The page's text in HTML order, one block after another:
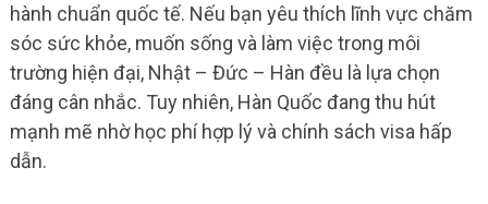
hành chuẩn quốc tế. Nếu bạn yêu thích lĩnh vực chăm
sóc sức khỏe, muốn sống và làm việc trong môi
trường hiện đại, Nhật – Đức – Hàn đều là lựa chọn
đáng cân nhắc. Tuy nhiên, Hàn Quốc đang thu hút
mạnh mẽ nhờ học phí hợp lý và chính sách visa hấp
dẫn.